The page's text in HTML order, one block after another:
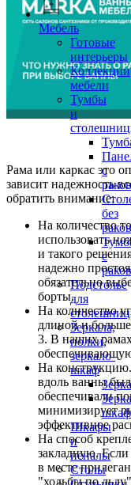
Мебель
Готовые
интерьеры
Коллекции
мебели
Тумбы
и
с
без
с
Подстолье
для
Зеркала,
полки,
зеркало-
шкаф
шкаф
Шкафы
и
пеналы
Столы
Рама или каркас это
зависит надежность
обратить внимание:
На количество
использовать
и такого
надежно
обязательно
борты.
На количество
длиной и
3. В наших
На
вдоль ванны
обеспечивали
минимизирует
эффективное
На способ
закладную. Если
в месте
"ходьбы по